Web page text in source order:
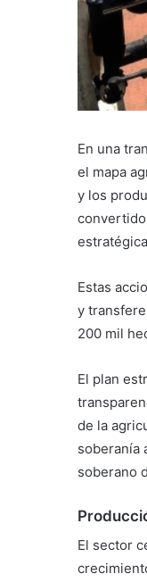
En una
el mapa
y los
Estas
y
200 mil
El plan
de la
soberanía
soberano
El sector